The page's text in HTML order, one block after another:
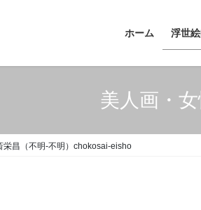
ホーム 浮世
美人画・
栄昌（不明-不明）chokosai-eisho